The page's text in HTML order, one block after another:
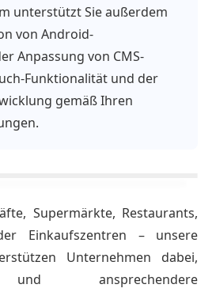
unterstützt Sie außerdem
von Android-
Anpassung von CMS-
Funktionalität und der
gemäß Ihren
Supermärkte, Restaurants,
Einkaufszentren – unsere
Unternehmen dabei,
ansprechendere